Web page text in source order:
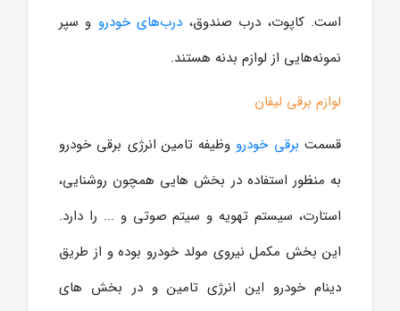
است. کاپوت، درب صندوق، درب‌های خودرو و سپر
نمونه‌هایی از لوازم بدنه هستند.
لوازم برقی لیفان
قسمت برقی خودرو وظیفه تامین انرژی برقی خودرو
به منظور استفاده در بخش هایی همچون روشنایی،
استارت، سیستم تهویه و سیتم صوتی و ... را دارد.
این بخش مکمل نیروی مولد خودرو بوده و از طریق
دینام خودرو این انرژی تامین و در بخش های